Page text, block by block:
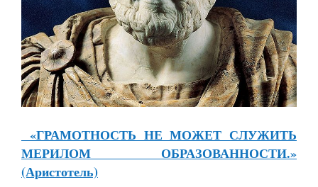
«ГРАМОТНОСТЬ НЕ МОЖЕТ СЛУЖИТЬ
МЕРИЛОМ ОБРАЗОВАННОСТИ.»
(Аристотель)